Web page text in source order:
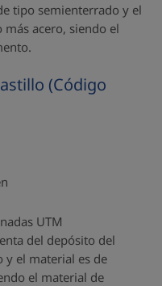
tipo semienterrado y el
acero, siendo el
(Código
UTM
del depósito del
y el material es de
el material de